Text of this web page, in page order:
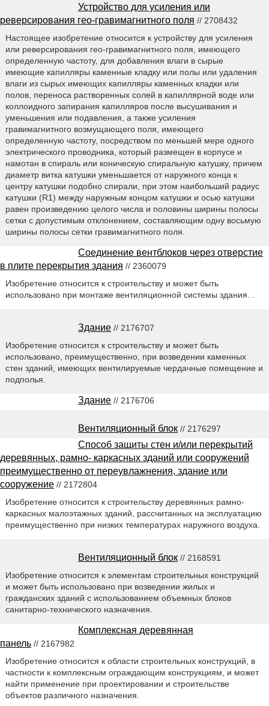
Устройство для усиления или
реверсирования гео-гравимагнитного поля // 2708432
Настоящее изобретение относится к устройству для усиления
или реверсирования гео-гравимагнитного поля, имеющего
определенную частоту, для добавления влаги в сырые
имеющие капилляры каменные кладку или полы или удаления
влаги из сырых имеющих капилляры каменных кладки или
полов, переноса растворенных солей в капиллярной воде или
коллоидного запирания капилляров после высушивания и
уменьшения или подавления, а также усиления
гравимагнитного возмущающего поля, имеющего
определенную частоту, посредством по меньшей мере одного
электрического проводника, который размещен в корпусе и
намотан в спираль или коническую спиральную катушку, причем
диаметр витка катушки уменьшается от наружного конца к
центру катушки подобно спирали, при этом наибольший радиус
катушки (R1) между наружным концом катушки и осью катушки
равен произведению целого числа и половины ширины полосы
сетки с допустимым отклонением, составляющим одну восьмую
ширины полосы сетки гравимагнитного поля.
Соединение вентблоков через отверстие
в плите перекрытия здания // 2360079
Изобретение относится к строительству и может быть
использовано при монтаже вентиляционной системы здания. .
Здание // 2176707
Изобретение относится к строительству и может быть
использовано, преимущественно, при возведении каменных
стен зданий, имеющих вентилируемые чердачные помещение и
подполья.
Здание // 2176706
Вентиляционный блок // 2176297
Способ защиты стен и/или перекрытий
деревянных, рамно- каркасных зданий или сооружений
преимущественно от переувлажнения, здание или
сооружение // 2172804
Изобретение относится к строительству деревянных рамно-
каркасных малоэтажных зданий, рассчитанных на эксплуатацию
преимущественно при низких температурах наружного воздуха.
Вентиляционный блок // 2168591
Изобретение относится к элементам строительных конструкций
и может быть использовано при возведении жилых и
гражданских зданий с использованием объемных блоков
санитарно-технического назначения.
Комплексная деревянная
панель // 2167982
Изобретение относится к области строительных конструкций, в
частности к комплексным ограждающим конструкциям, и может
найти применение при проектировании и строительстве
объектов различного назначения.